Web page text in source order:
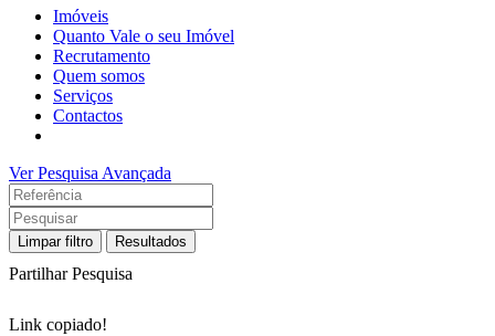
Imóveis
Quanto Vale o seu Imóvel
Recrutamento
Quem somos
Serviços
Contactos
Ver Pesquisa Avançada
Limpar filtro Resultados
Partilhar Pesquisa
Link copiado!